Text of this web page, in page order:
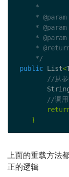
     */
public List<
}
上面的重载方法
正的逻辑